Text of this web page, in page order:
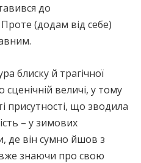
до
(додам від себе)
блиску й трагічної
сценічній величі, у тому
присутності, що зводила
– у зимових
де він сумно йшов з
знаючи про свою